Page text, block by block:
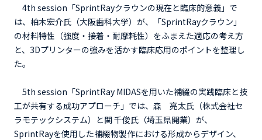
4th session「SprintRayクラウンの現在と臨床的意義」で
は、柏木宏介氏（大阪歯科大学）が、「SprintRayクラウン」
の材料特性（強度・接着・耐摩耗性）をふまえた適応の考え方
と、3Dプリンターの強みを活かす臨床応用のポイントを整理し
た。
5th session「SprintRay MIDASを用いた補綴の実践臨床と技
工が共有する成功アプローチ」では、森 亮太氏（株式会社セ
ラモテックシステム）と関 千俊氏（埼玉県開業）が、
SprintRayを使用した補綴物製作における形成からデザイン、